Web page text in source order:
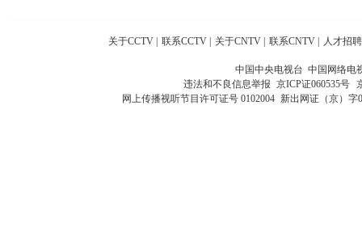
关于CCTV 联系CCTV 关于CNTV 联系CNTV 人才招聘
中国中央电视台 中国网络电
违法和不良信息举报 京ICP证060535号
网上传播视听节目许可证号 0102004 新出网证（京）